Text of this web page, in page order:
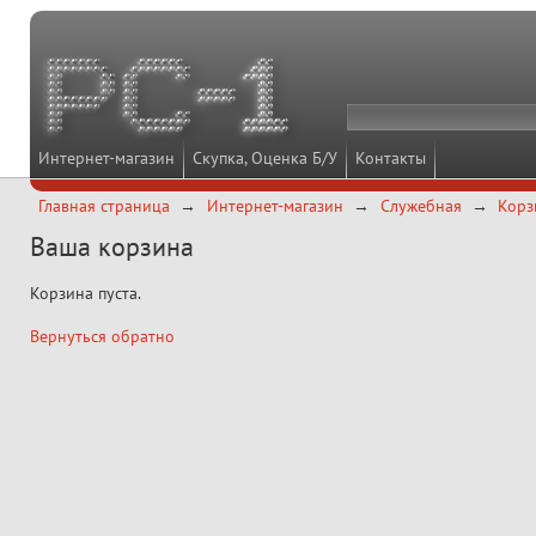
Интернет-магазин Скупка, Оценка Б/У Контакты
Главная страница Интернет-магазин Служебная
Ваша корзина
Корзина пуста.
Вернуться обратно